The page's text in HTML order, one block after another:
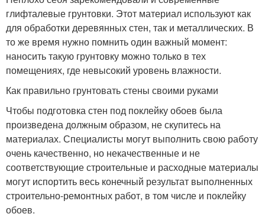
глифталевые грунтовки. Этот материал используют как
для обработки деревянных стен, так и металлических. В
то же время нужно помнить один важный момент:
наносить такую грунтовку можно только в тех
помещениях, где невысокий уровень влажности.
Как правильно грунтовать стены своими руками
Чтобы подготовка стен под поклейку обоев была
произведена должным образом, не скупитесь на
материалах. Специалисты могут выполнить свою работу
очень качественно, но некачественные и не
соответствующие строительные и расходные материалы
могут испортить весь конечный результат выполненных
строительно-ремонтных работ, в том числе и поклейку
обоев.